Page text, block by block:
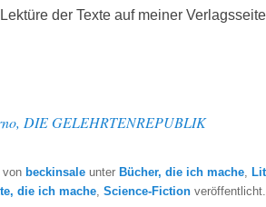
der Texte auf meiner
DIE GELEHRTENREPUBLIK
von beckinsale unter Bücher, die ich mache
die ich mache Science-Fiction